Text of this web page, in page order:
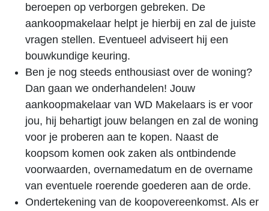
beroepen op verborgen gebreken. De
aankoopmakelaar helpt je hierbij en zal de juiste
vragen stellen. Eventueel adviseert hij een
bouwkundige keuring.
Ben je nog steeds enthousiast over de woning?
Dan gaan we onderhandelen! Jouw
aankoopmakelaar van WD Makelaars is er voor
jou, hij behartigt jouw belangen en zal de woning
voor je proberen aan te kopen. Naast de
koopsom komen ook zaken als ontbindende
voorwaarden, overnamedatum en de overname
van eventuele roerende goederen aan de orde.
Ondertekening van de koopovereenkomst. Als er